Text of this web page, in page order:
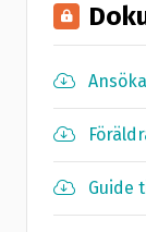
Guide